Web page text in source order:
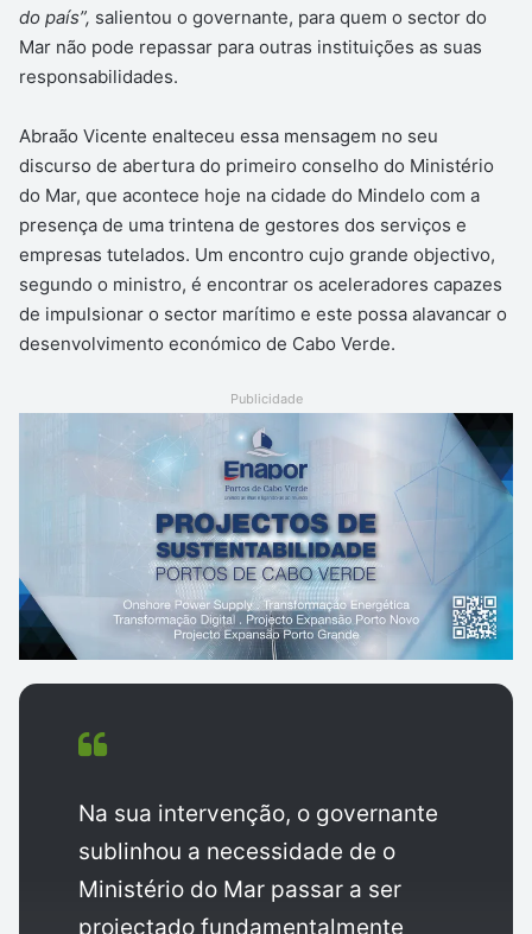
do país”, salientou o governante, para quem o sector do
Mar não pode repassar para outras instituições as suas
responsabilidades.
Abraão Vicente enalteceu essa mensagem no seu
discurso de abertura do primeiro conselho do Ministério
do Mar, que acontece hoje na cidade do Mindelo com a
presença de uma trintena de gestores dos serviços e
empresas tutelados. Um encontro cujo grande objectivo,
segundo o ministro, é encontrar os aceleradores capazes
de impulsionar o sector marítimo e este possa alavancar o
desenvolvimento económico de Cabo Verde.
Publicidade
Na sua intervenção, o governante
sublinhou a necessidade de o
Ministério do Mar passar a ser
projectado fundamentalmente